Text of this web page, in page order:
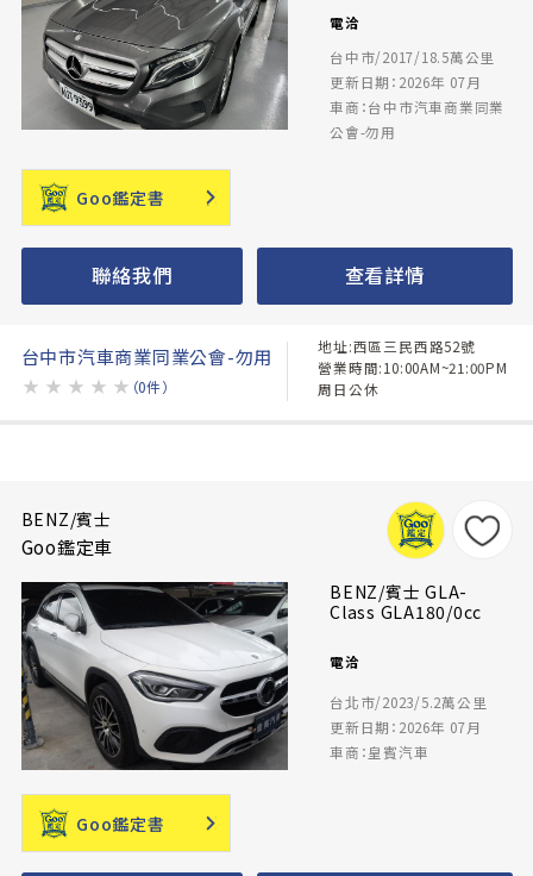
電洽
台中市/2017/18.5萬公里
更新日期：2026年 07月
車商：台中市汽車商業同業
公會-勿用
Goo鑑定書
聯絡我們 查看詳情
台中市汽車商業同業公會-勿用
★ ★ ★ ★ ★ （0件）
地址:西區三民西路52號
營業時間:10:00AM~21:00PM
周日公休
BENZ/賓士
Goo鑑定車
BENZ/賓士 GLA-
Class GLA180/0cc
電洽
台北市/2023/5.2萬公里
更新日期：2026年 07月
車商：皇賓汽車
Goo鑑定書